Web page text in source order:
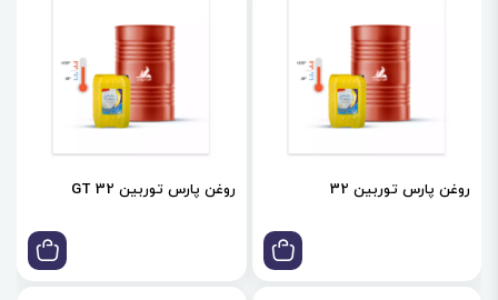
روغن پارس توربین 32 روغن پارس توربین GT 32